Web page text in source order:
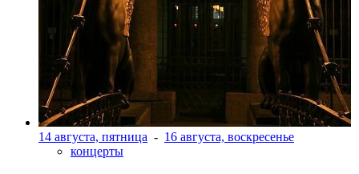
14 августа, пятница - 16 августа, воскресенье
концерты